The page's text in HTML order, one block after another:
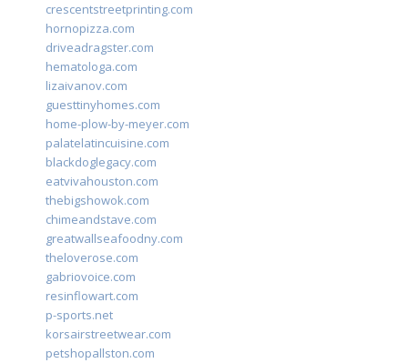
crescentstreetprinting.com
hornopizza.com
driveadragster.com
hematologa.com
lizaivanov.com
guesttinyhomes.com
home-plow-by-meyer.com
palatelatincuisine.com
blackdoglegacy.com
eatvivahouston.com
thebigshowok.com
chimeandstave.com
greatwallseafoodny.com
theloverose.com
gabriovoice.com
resinflowart.com
p-sports.net
korsairstreetwear.com
petshopallston.com